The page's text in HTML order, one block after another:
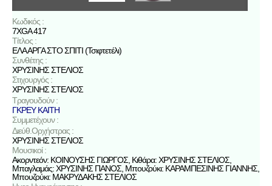
Κωδικός :
7XGA 417
Τίτλος :
ΕΛΑ ΑΡΓΑ ΣΤΟ ΣΠΙΤΙ (Τσιφτετέλι)
Συνθέτης :
ΧΡΥΣΙΝΗΣ ΣΤΕΛΙΟΣ
Στιχουργός :
ΧΡΥΣΙΝΗΣ ΣΤΕΛΙΟΣ
Τραγουδούν :
ΓΚΡΕΥ ΚΑΙΤΗ
Συμμετέχουν :
Διεύθ.Ορχήστρας :
ΧΡΥΣΙΝΗΣ ΣΤΕΛΙΟΣ
Μουσικοί :
Ακορντεόν: ΚΟΙΝΟΥΣΗΣ ΓΙΩΡΓΟΣ, Κιθάρα: ΧΡΥΣΙΝΗΣ ΣΤΕΛΙΟΣ,
Μπαγλαμάς: ΧΡΥΣΙΝΗΣ ΠΑΝΟΣ, Μπουζούκι: ΚΑΡΑΜΠΕΣΙΝΗΣ ΓΙΑΝΝΗΣ,
Μπουζούκι: ΜΑΚΡΥΔΑΚΗΣ ΣΤΕΛΙΟΣ